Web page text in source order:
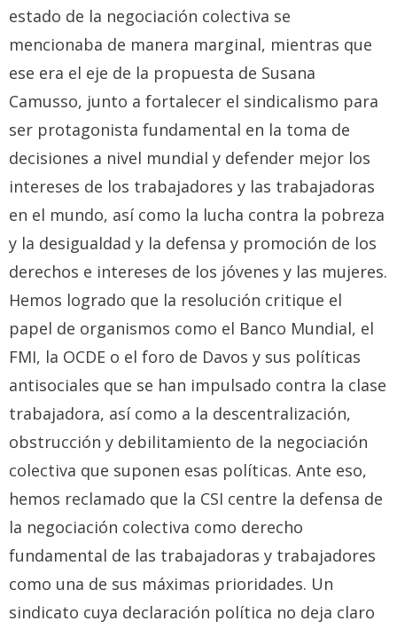
estado de la negociación colectiva se
mencionaba de manera marginal, mientras que
ese era el eje de la propuesta de Susana
Camusso, junto a fortalecer el sindicalismo para
ser protagonista fundamental en la toma de
decisiones a nivel mundial y defender mejor los
intereses de los trabajadores y las trabajadoras
en el mundo, así como la lucha contra la pobreza
y la desigualdad y la defensa y promoción de los
derechos e intereses de los jóvenes y las mujeres.
Hemos logrado que la resolución critique el
papel de organismos como el Banco Mundial, el
FMI, la OCDE o el foro de Davos y sus políticas
antisociales que se han impulsado contra la clase
trabajadora, así como a la descentralización,
obstrucción y debilitamiento de la negociación
colectiva que suponen esas políticas. Ante eso,
hemos reclamado que la CSI centre la defensa de
la negociación colectiva como derecho
fundamental de las trabajadoras y trabajadores
como una de sus máximas prioridades. Un
sindicato cuya declaración política no deja claro